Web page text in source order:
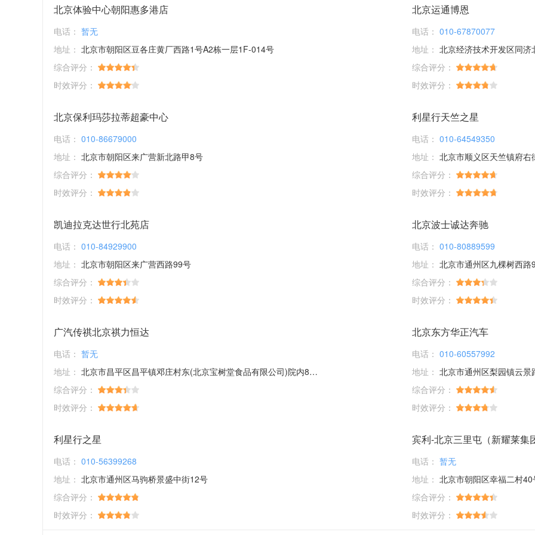
北京体验中心朝阳惠多港店
电话： 暂无
地址： 北京市朝阳区豆各庄黄厂西路1号A2栋一层1F-014号
综合评分：
时效评分：
北京运通博恩
电话： 010-67870077
地址： 北京经济技术开发区同济
综合评分：
时效评分：
北京保利玛莎拉蒂超豪中心
电话： 010-86679000
地址： 北京市朝阳区来广营新北路甲8号
综合评分：
时效评分：
利星行天竺之星
电话： 010-64549350
地址： 北京市顺义区天竺镇府右
综合评分：
时效评分：
凯迪拉克达世行北苑店
电话： 010-84929900
地址： 北京市朝阳区来广营西路99号
综合评分：
时效评分：
北京波士诚达奔驰
电话： 010-80889599
地址： 北京市通州区九棵树西路
综合评分：
时效评分：
广汽传祺北京祺力恒达
电话： 暂无
地址： 北京市昌平区昌平镇邓庄村东(北京宝树堂食品有限公司)院内8幢17幢
综合评分：
时效评分：
北京东方华正汽车
电话： 010-60557992
地址： 北京市通州区梨园镇云景
综合评分：
时效评分：
利星行之星
电话： 010-56399268
地址： 北京市通州区马驹桥景盛中街12号
综合评分：
时效评分：
宾利-北京三里屯（新耀莱集
电话： 暂无
地址： 北京市朝阳区幸福二村
综合评分：
时效评分：